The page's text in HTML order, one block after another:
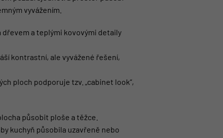
vyvážením.
a teplými kovovými detaily
kontrastní, ale vyvážené řešení,
ploch podporuje tzv. „cabinet look“,
působit ploše a těžce.
kuchyň působila uzavřeně nebo